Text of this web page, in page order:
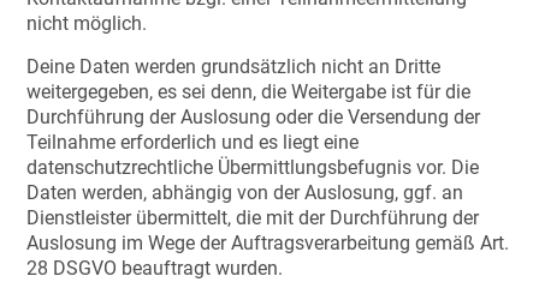
nicht möglich.
Deine Daten werden grundsätzlich nicht an Dritte
weitergegeben, es sei denn, die Weitergabe ist für die
Durchführung der Auslosung oder die Versendung der
Teilnahme erforderlich und es liegt eine
datenschutzrechtliche Übermittlungsbefugnis vor. Die
Daten werden, abhängig von der Auslosung, ggf. an
Dienstleister übermittelt, die mit der Durchführung der
Auslosung im Wege der Auftragsverarbeitung gemäß Art.
28 DSGVO beauftragt wurden.